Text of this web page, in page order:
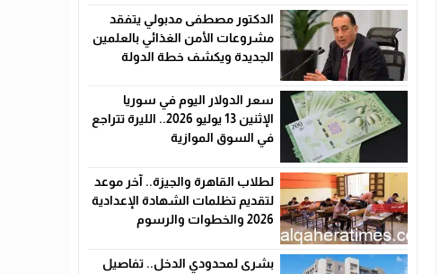
الدكتور مصطفى مدبولي يتفقد
مشروعات الأمن الغذائي بالعلمين
الجديدة ويكشف خطة الدولة
سعر الدولار اليوم في سوريا
الإثنين 13 يوليو 2026.. الليرة تتراجع
في السوق الموازية
لطلاب القاهرة والجيزة.. آخر موعد
لتقديم تظلمات الشهادة الإعدادية
2026 والخطوات والرسوم
بشرى لمحدودي الدخل.. تفاصيل